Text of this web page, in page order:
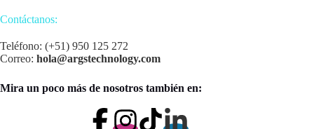
Contáctanos:
Teléfono: (+51) 950 125 272
Correo: hola@argstechnology.com
Mira un poco más de nosotros también en: